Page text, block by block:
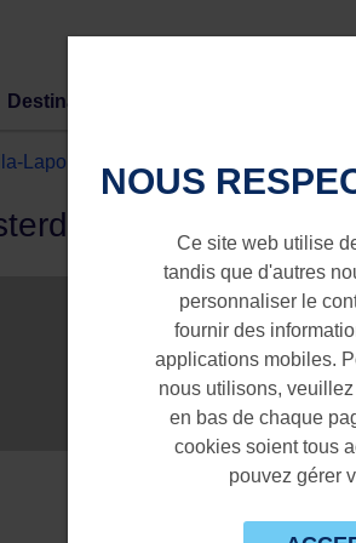
Destinations
Laponie
vers Kittila-
NOUS
Ce site web utilise
tandis que d'autres
personnaliser le
fournir des
applications mobiles.
nous utilisons,
en bas de chaque
cookies soient tous
pouvez gérer